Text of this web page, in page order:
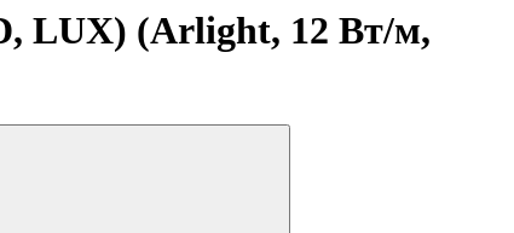
LUX) (Arlight, 12 Вт/м,